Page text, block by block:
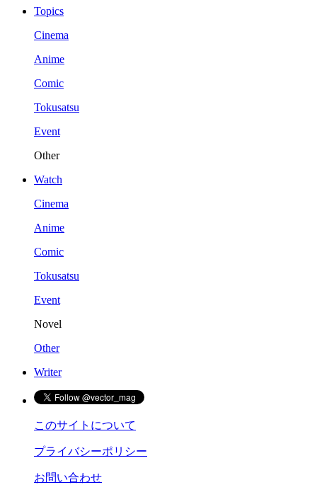
Topics
Cinema
Anime
Comic
Tokusatsu
Event
Other
Watch
Cinema
Anime
Comic
Tokusatsu
Event
Novel
Other
Writer
このサイトについて
プライバシーポリシー
お問い合わせ